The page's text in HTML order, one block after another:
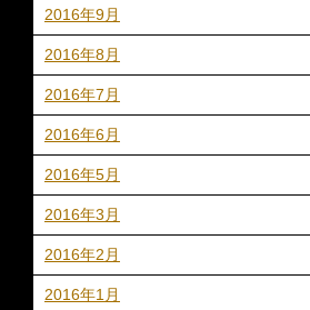
2016年9月
2016年8月
2016年7月
2016年6月
2016年5月
2016年3月
2016年2月
2016年1月